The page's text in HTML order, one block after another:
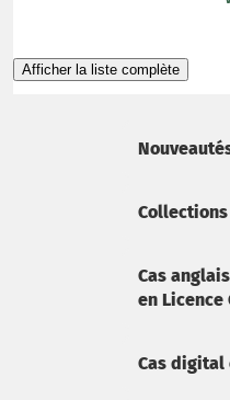
Afficher la liste complète
Cas
en Licence
Cas digital